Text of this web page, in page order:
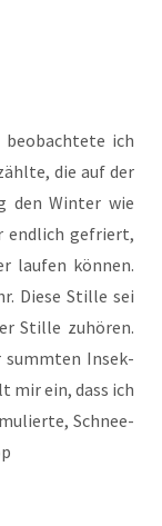
beob­ach­te­te ich
die auf der
den Win­ter wie
end­lich gefriert,
lau­fen kön­nen.
Die­se Stil­le sei
Stil­le zuhö­ren.
summ­ten Insek­
mir ein, dass ich
Schnee­